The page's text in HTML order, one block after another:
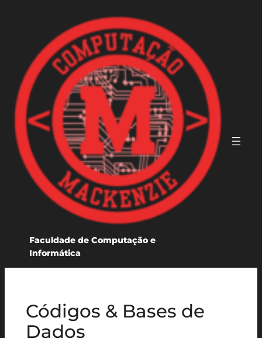
conteúdo
Faculdade de Computação e
Informática
Códigos & Bases de
Dados